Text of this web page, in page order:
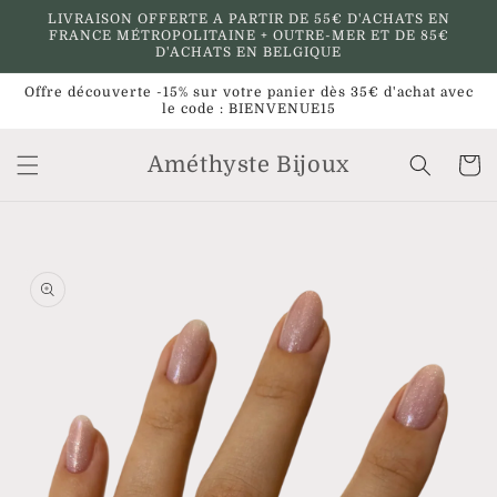
passer
au
LIVRAISON OFFERTE A PARTIR DE 55€ D'ACHATS EN
FRANCE MÉTROPOLITAINE + OUTRE-MER ET DE 85€
D'ACHATS EN BELGIQUE
Offre découverte -15% sur votre panier dès 35€ d'achat avec
le code : BIENVENUE15
Améthyste Bijoux Panier
informations